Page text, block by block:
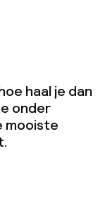
haal je dan
onder
mooiste